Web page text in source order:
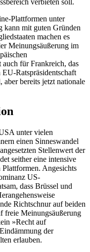
Plattformen unter
kann mit guten Gründen
machen es
Meinungsäußerung im
auch für Frankreich, das
Ratspräsident­schaft
bereits jetzt natio­nale
unter vielen
einen Sinneswandel
Stellenwert der
seither eine intensive
Angesichts
US-
dass Brüssel und
Richtschnur auf beiden
freie Meinungsäußerung
»Recht auf
der
erlauben.